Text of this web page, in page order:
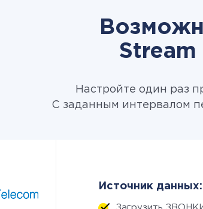
Stream
Настройте один раз
С заданным интервалом
Источник